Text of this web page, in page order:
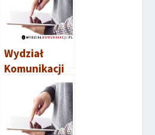
Wydział
Komunikacji
Brzozów